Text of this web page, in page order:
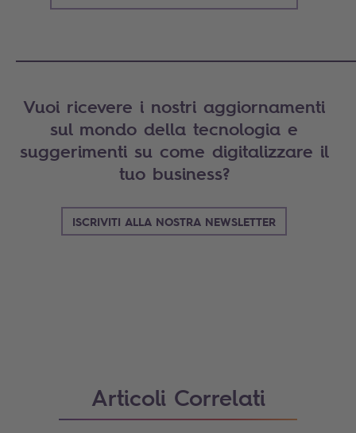
Vuoi ricevere i nostri aggiornamenti
sul mondo della tecnologia e
suggerimenti su come digitalizzare il
tuo business?
ISCRIVITI ALLA NOSTRA NEWSLETTER
Articoli Correlati